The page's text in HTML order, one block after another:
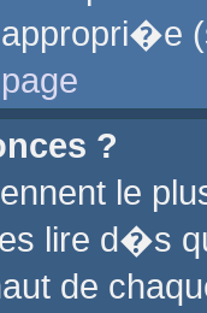
?
le
lire d�s
de